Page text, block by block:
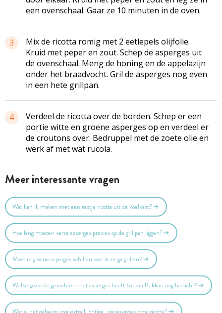
een ovenschaal. Gaar ze 10 minuten in de oven.
3
Mix de ricotta romig met 2 eetlepels olijfolie.
Kruid met peper en zout. Schep de asperges uit
de ovenschaal. Meng de honing en de appelazijn
onder het braadvocht. Gril de asperges nog even
in een hete grillpan.
4
Verdeel de ricotta over de borden. Schep er een
portie witte en groene asperges op en verdeel er
de croutons over. Bedruppel met de zoete olie en
werk af met wat rucola.
Meer interessante vragen
Wat kan ik maken met een restje ricotta uit de koelkast?
Hoe lang moeten verse asperges precies op de grillpan liggen?
Moet ik groene asperges schillen voor ik ze ga grillen?
Welke gezonde gerechten met asperges heeft Sandra Bekkari nog bedacht?